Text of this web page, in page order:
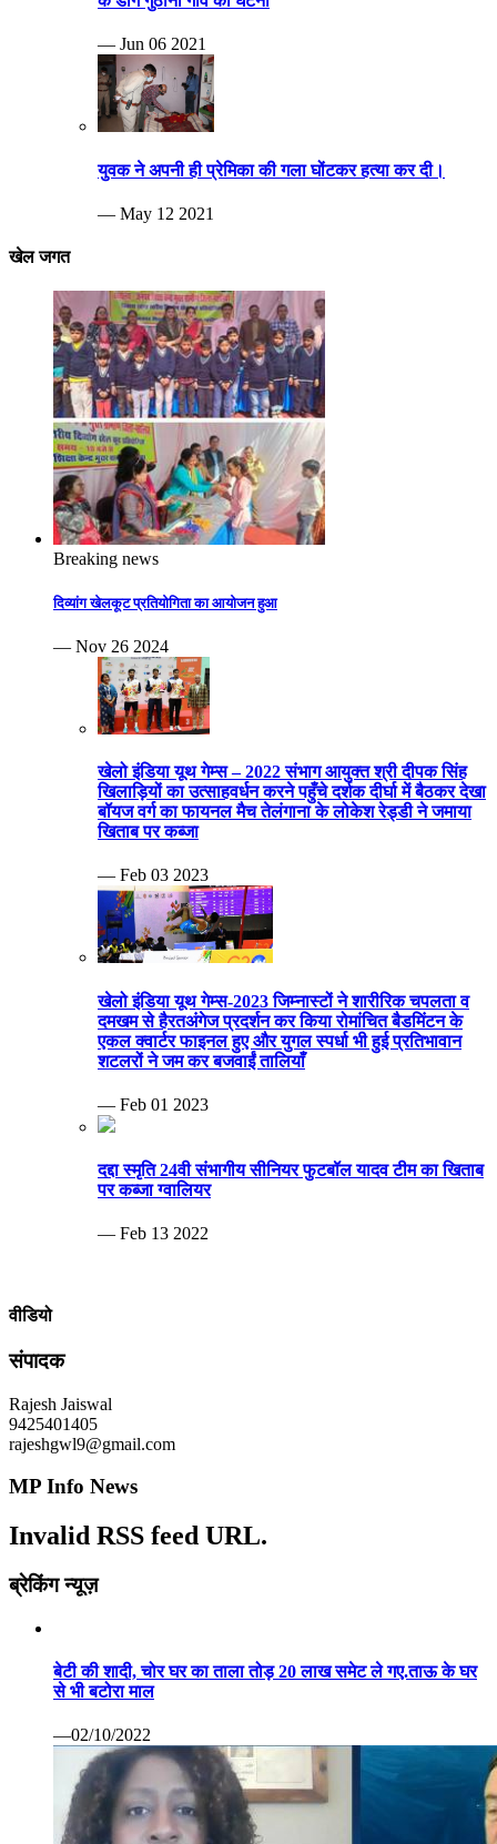
— Jun 06 2021
युवक ने अपनी ही प्रेमिका की गला घोंटकर हत्या कर दी।
— May 12 2021
खेल जगत
Breaking news
दिव्यांग खेलकूट प्रतियोगिता का आयोजन हुआ
— Nov 26 2024
खेलो इंडिया यूथ गेम्स – 2022 संभाग आयुक्त श्री दीपक सिंह
खिलाड़ियों का उत्साहवर्धन करने पहुँचे दर्शक दीर्घा में बैठकर देखा
बॉयज वर्ग का फायनल मैच तेलंगाना के लोकेश रेड्डी ने जमाया
खिताब पर कब्जा
— Feb 03 2023
खेलो इंडिया यूथ गेम्स-2023 जिम्नास्टों ने शारीरिक चपलता व
दमखम से हैरतअंगेज प्रदर्शन कर किया रोमांचित बैडमिंटन के
एकल क्वार्टर फाइनल हुए और युगल स्पर्धा भी हुई प्रतिभावान
शटलरों ने जम कर बजवाईं तालियाँ
— Feb 01 2023
दद्दा स्मृति 24वी संभागीय सीनियर फुटबॉल यादव टीम का खिताब
पर कब्जा ग्वालियर
— Feb 13 2022
वीडियो
संपादक
Rajesh Jaiswal
9425401405
rajeshgwl9@gmail.com
MP Info News
Invalid RSS feed URL.
ब्रेकिंग न्यूज़
बेटी की शादी, चोर घर का ताला तोड़ 20 लाख समेट ले गए.ताऊ के घर
से भी बटोरा माल
—02/10/2022